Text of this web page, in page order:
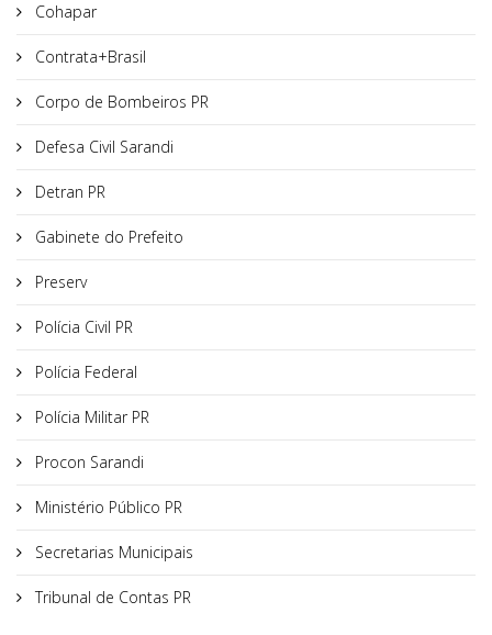
Cohapar
Contrata+Brasil
Corpo de Bombeiros PR
Defesa Civil Sarandi
Detran PR
Gabinete do Prefeito
Preserv
Polícia Civil PR
Polícia Federal
Polícia Militar PR
Procon Sarandi
Ministério Público PR
Secretarias Municipais
Tribunal de Contas PR